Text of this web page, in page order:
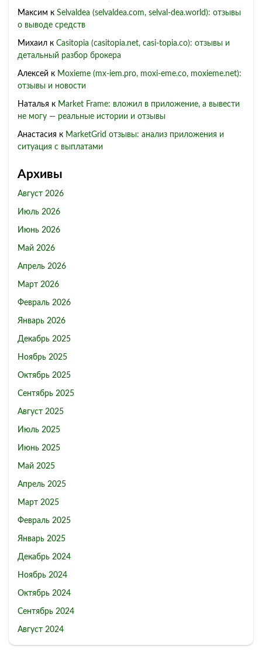
Максим к Selvaldea (selvaldea.com, selval-dea.world): отзывы
о выводе средств
Михаил к Casitopia (casitopia.net, casi-topia.co): отзывы и
детальный разбор брокера
Алексей к Moxieme (mx-iem.pro, moxi-eme.co, moxieme.net):
отзывы и новости
Наталья к Market Frame: вложил в приложение, а вывести
не могу — реальные истории и отзывы
Анастасия к MarketGrid отзывы: анализ приложения и
ситуация с выплатами
Архивы
Август 2026
Июль 2026
Июнь 2026
Май 2026
Апрель 2026
Март 2026
Февраль 2026
Январь 2026
Декабрь 2025
Ноябрь 2025
Октябрь 2025
Сентябрь 2025
Август 2025
Июль 2025
Июнь 2025
Май 2025
Апрель 2025
Март 2025
Февраль 2025
Январь 2025
Декабрь 2024
Ноябрь 2024
Октябрь 2024
Сентябрь 2024
Август 2024